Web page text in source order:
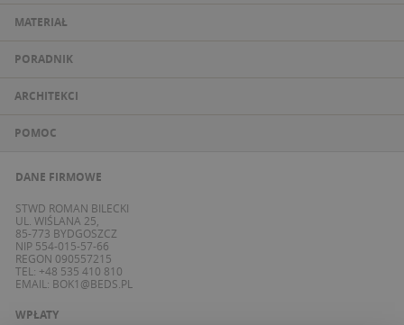
MATERIAŁ
PORADNIK
ARCHITEKCI
POMOC
DANE FIRMOWE
STWD ROMAN BILECKI
UL. WIŚLANA 25,
85-773 BYDGOSZCZ
NIP 554-015-57-66
REGON 090557215
TEL: +48 535 410 810
EMAIL: BOK1@BEDS.PL
WPŁATY